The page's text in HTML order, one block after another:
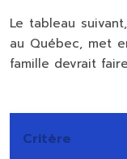
Le tableau
au Québec, met
famille devrait
Critère